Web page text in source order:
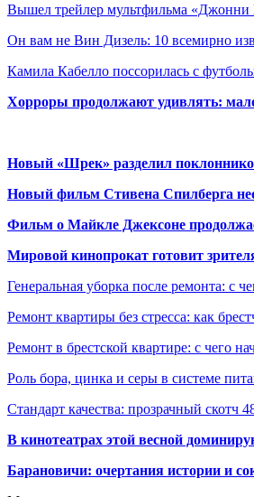
Вышел трейлер мультфильма «Джонни
Он вам не Вин Дизель: 10 всемирно
Камила Кабелло поссорилась с
Хорроры продолжают удивлять:
Новый «Шрек» разделил
Новый фильм Стивена Спилберга
Фильм о Майкле Джексоне
Мировой кинопрокат готовит
Генеральная уборка после ремонта: с
Ремонт квартиры без стресса: как
Ремонт в брестской квартире: с чего
Роль бора, цинка и серы в системе
Стандарт качества: прозрачный скотч
В кинотеатрах этой весной
Барановичи: очертания истории и